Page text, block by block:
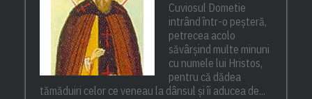
Cuviosul Dometie
intrând într-o peșteră,
petrecea acolo
săvârșind multe minuni
cu numele lui Hristos,
pentru că dădea
tămăduiri celor ce veneau la dânsul și îi aducea de...